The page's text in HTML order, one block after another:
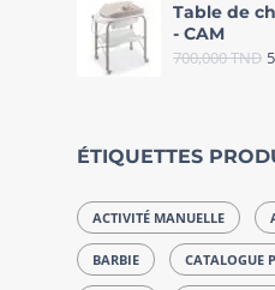
Table de
- CAM
700,000TND
ÉTIQUETTES
ACTIVITÉ MANUELLE
BARBIE CATALOGUE